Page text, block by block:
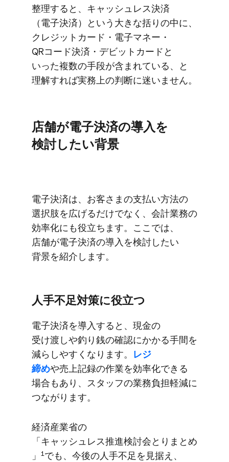
整理すると、​キャッシュレス決済​
（電子決済）と​いう​大きな​括りの​中に、​
クレジットカード・電子マネー・
QRコード決済・デビットカードと​
いった​複数の​手段が​含まれている、と​
理解すれば​実務上の​判断に​迷いません。
店舗が​電子決済の​導入を​
検討したい​背景
電子決済は、​お客さまの​支払い方​法の​
選択肢を​広げるだけでなく、​会計業務の​
効率化にも​役立ちます。​ここでは、​
店舗が​電子決済の​導入を​検討したい​
背景を​紹介します。
人手不足対策に​役立つ
電子決済を​導入すると、​現金の​
受け渡しや​釣り銭の​確認に​かかる​手間を​
減らしやすくなります。 ​レジ​
締めや売上記録の​作業を​効率化できる​
場合も​あり、​スタッフの​業務負担軽減に​
つながります。
経済産業省の​
「キャッシュレス推進検討会とりまとめ
」
1 でも、​今後の​人手不足を​見据え、​